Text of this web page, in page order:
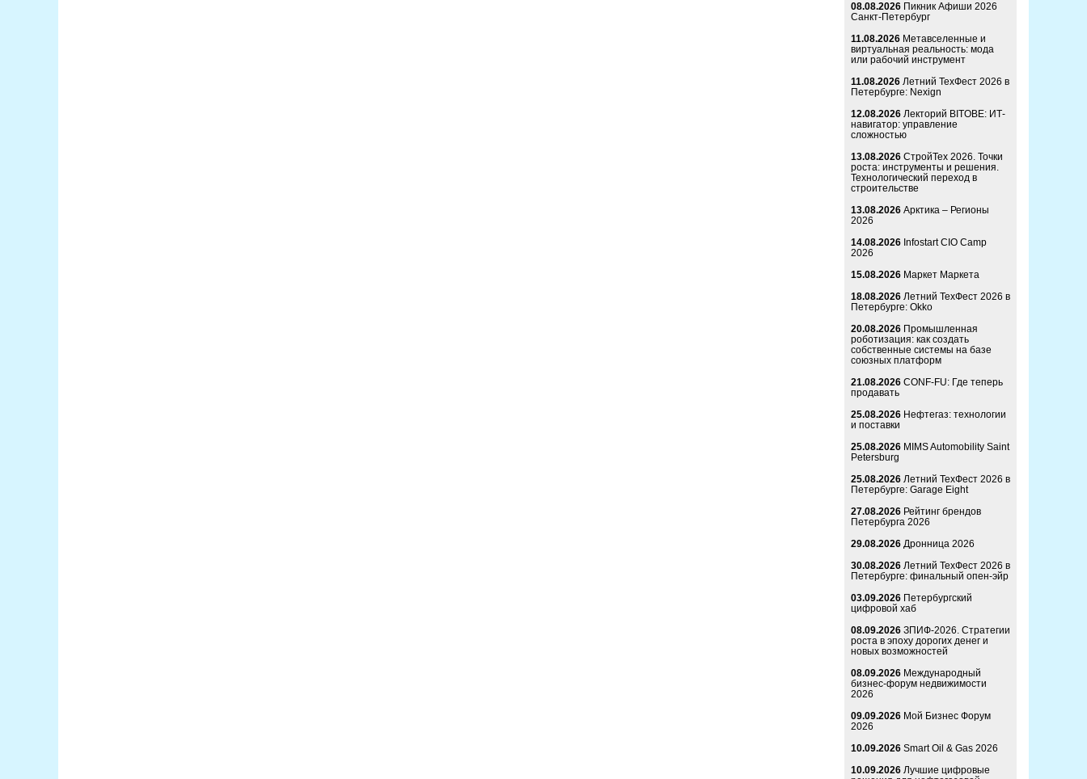
08.08.2026 Пикник Афиши 2026
Санкт-Петербург
11.08.2026 Метавселенные и
виртуальная реальность: мода
или рабочий инструмент
11.08.2026 Летний ТехФест 2026 в
Петербурге: Nexign
12.08.2026 Лекторий BITOBE: ИТ-
навигатор: управление
сложностью
13.08.2026 СтройТех 2026. Точки
роста: инструменты и решения.
Технологический переход в
строительстве
13.08.2026 Арктика – Регионы
2026
14.08.2026 Infostart CIO Camp
2026
15.08.2026 Маркет Маркета
18.08.2026 Летний ТехФест 2026 в
Петербурге: Okko
20.08.2026 Промышленная
роботизация: как создать
собственные системы на базе
союзных платформ
21.08.2026 CONF-FU: Где теперь
продавать
25.08.2026 Нефтегаз: технологии
и поставки
25.08.2026 MIMS Automobility Saint
Petersburg
25.08.2026 Летний ТехФест 2026 в
Петербурге: Garage Eight
27.08.2026 Рейтинг брендов
Петербурга 2026
29.08.2026 Дронница 2026
30.08.2026 Летний ТехФест 2026 в
Петербурге: финальный опен-эйр
03.09.2026 Петербургский
цифровой хаб
08.09.2026 ЗПИФ-2026. Стратегии
роста в эпоху дорогих денег и
новых возможностей
08.09.2026 Международный
бизнес-форум недвижимости
2026
09.09.2026 Мой Бизнес Форум
2026
10.09.2026 Smart Oil & Gas 2026
10.09.2026 Лучшие цифровые